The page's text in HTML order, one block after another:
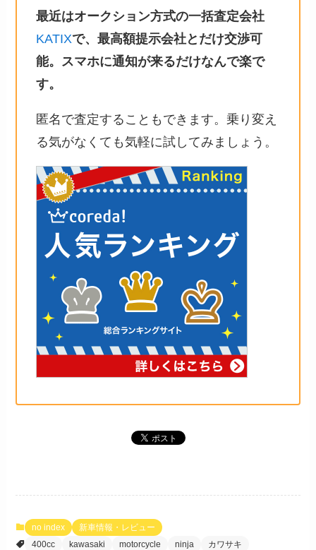
最近はオークション方式の一括査定会社
KATIXで、最高額提示会社とだけ交渉可
能。スマホに通知が来るだけなんで楽で
す。
匿名で査定することもできます。乗り変え
る気がなくても気軽に試してみましょう。
no index
新車情報・レビュー
400cc
kawasaki motorcycle ninja カワサキ